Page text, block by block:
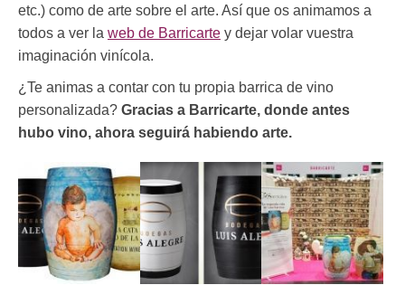
etc.) como de arte sobre el arte. Así que os animamos a
todos a ver la web de Barricarte y dejar volar vuestra
imaginación vinícola.
¿Te animas a contar con tu propia barrica de vino
personalizada? Gracias a Barricarte, donde antes
hubo vino, ahora seguirá habiendo arte.